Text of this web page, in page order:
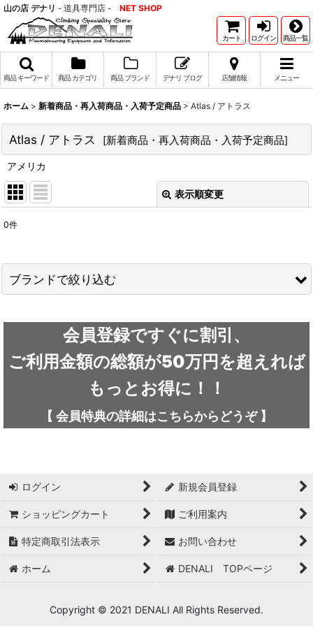
山の店 デナリ - 道具専門店 - NET SHOP
カート ログイン 商品一覧
商品 キーワード 商品 カテゴリ 商品 ブランド デナリ ブログ 店舗情報 メニュー
ホーム > 新着商品・再入荷商品・入荷予定商品 > Atlas / アトラス
Atlas / アトラス [新着商品・再入荷商品・入荷予定商品]
アメリカ
表示順変更
並び順
0件
ブランドで絞り込む
outdoor element / アウトドアエレメント
AKLIMA / アクリマ
adidas FIVE TEN / アディダス ファイブテン
Atlas / アトラス
ARAI TENT(RIPEN) / アライテント(ライペン)
UNPARALLEL / アンパラレル
会員登録ですぐに割引、
ご利用金額の総額が50万円を超えれば
もっとお得に！！
【 会員特典の詳細はこちらから どうぞ】
ログイン 新規会員登録
ショッピングカート ご利用案内
特定商取引法表示 お問い合わせ
ホーム DENALI TOPページ
Copyright © 2021 DENALI All Rights Reserved.